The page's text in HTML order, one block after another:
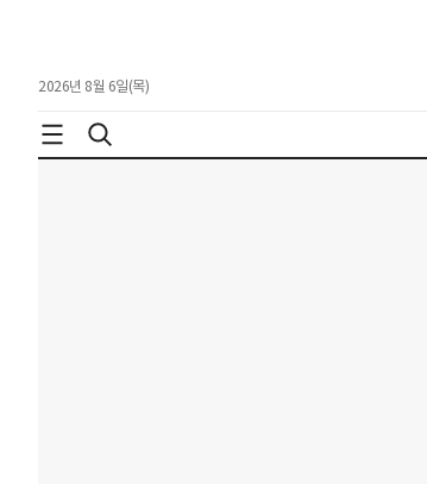
2026년 8월 6일(목)